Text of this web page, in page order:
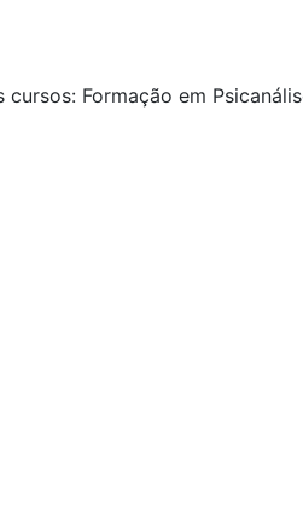
Formação em